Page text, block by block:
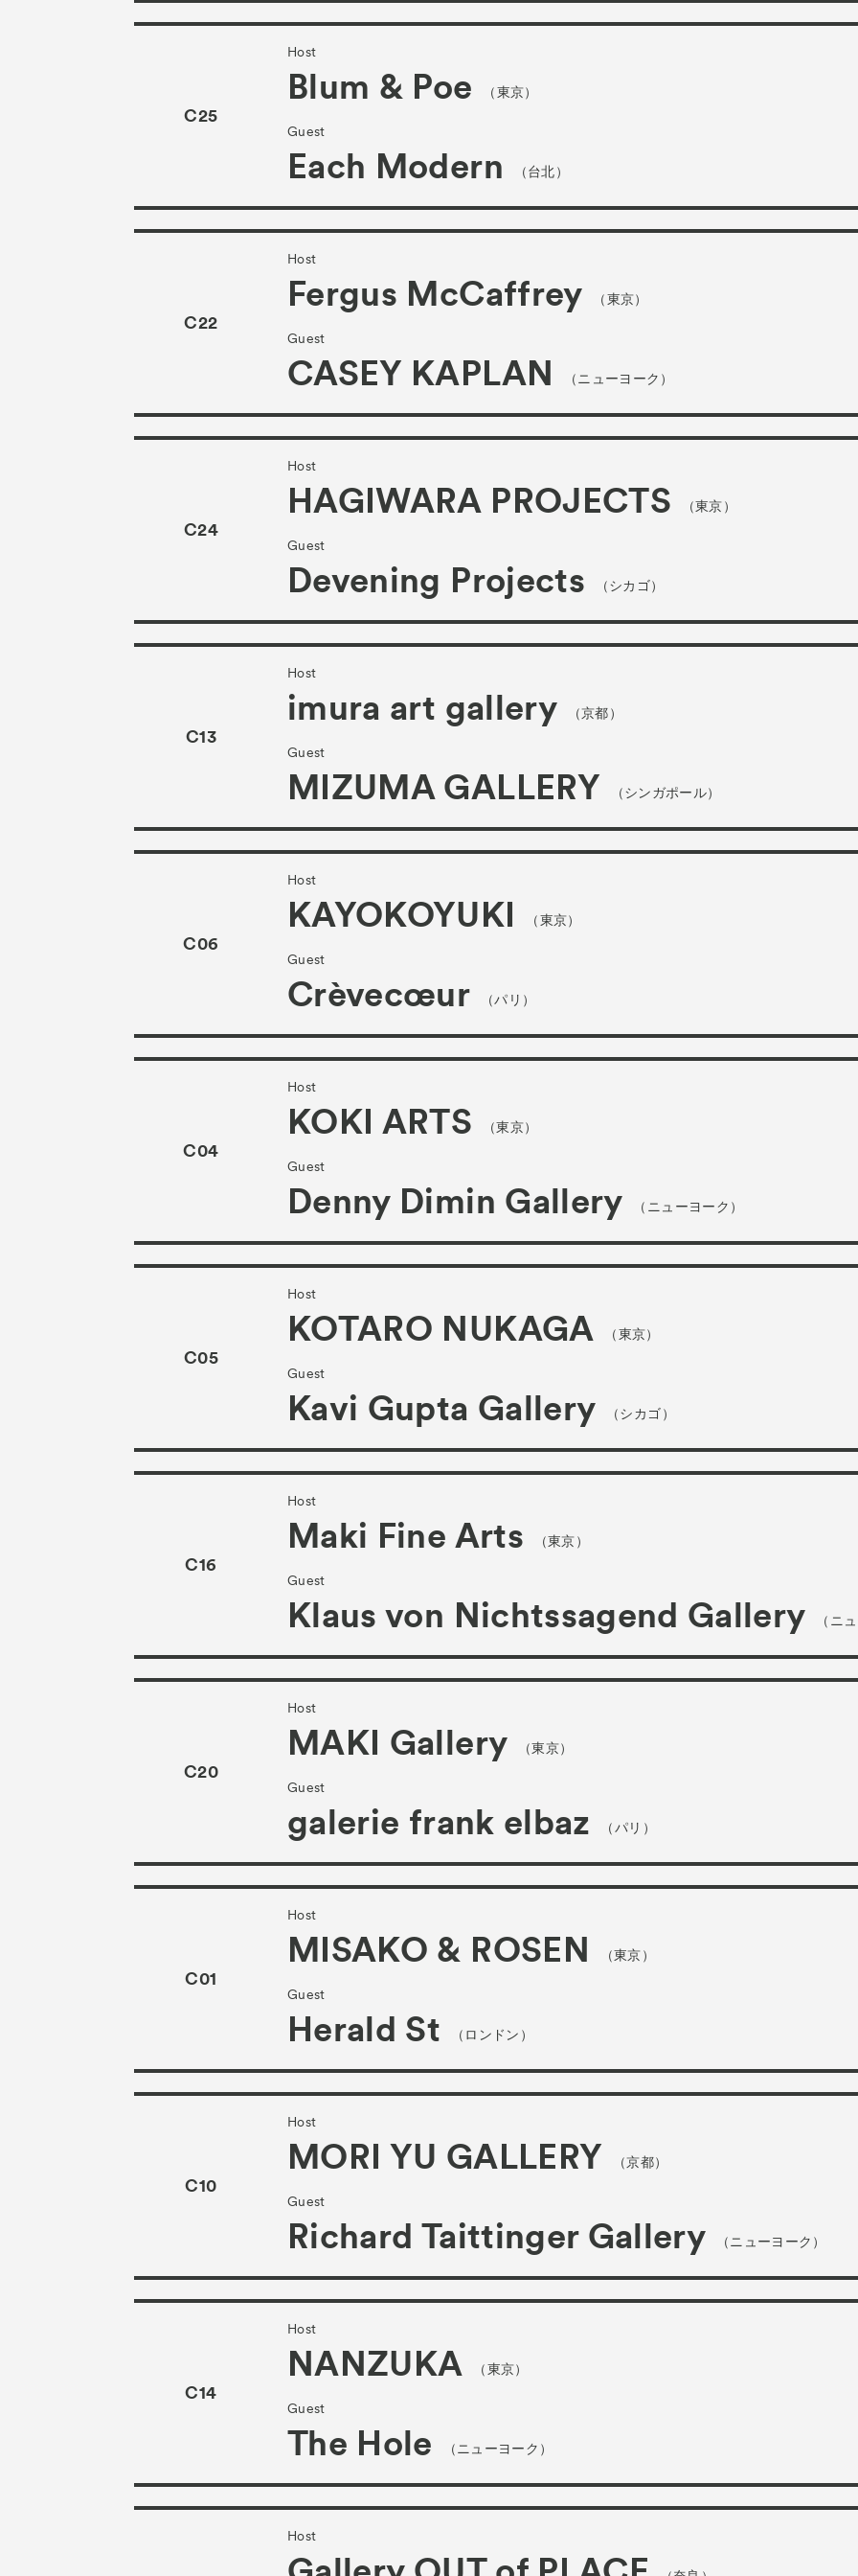
C25
Host
Blum & Poe （東京）
Guest
Each Modern （台北）
C22
Host
Fergus McCaffrey （東京）
Guest
CASEY KAPLAN （ニューヨーク）
C24
Host
HAGIWARA PROJECTS （東京）
Guest
Devening Projects （シカゴ）
C13
Host
imura art gallery （京都）
Guest
MIZUMA GALLERY （シンガポール）
C06
Host
KAYOKOYUKI （東京）
Guest
Crèvecœur （パリ）
C04
Host
KOKI ARTS （東京）
Guest
Denny Dimin Gallery （ニューヨーク）
C05
Host
KOTARO NUKAGA （東京）
Guest
Kavi Gupta Gallery （シカゴ）
C16
Host
Maki Fine Arts （東京）
Guest
Klaus von Nichtssagend Gallery （ニ
C20
Host
MAKI Gallery （東京）
Guest
galerie frank elbaz （パリ）
C01
Host
MISAKO & ROSEN （東京）
Guest
Herald St （ロンドン）
C10
Host
MORI YU GALLERY （京都）
Guest
Richard Taittinger Gallery （ニューヨーク）
C14
Host
NANZUKA （東京）
Guest
The Hole （ニューヨーク）
Host